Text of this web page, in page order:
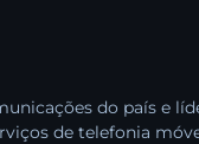
do país e
de telefonia